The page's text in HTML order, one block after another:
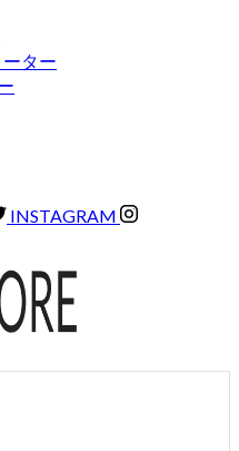
ーター
INSTAGRAM